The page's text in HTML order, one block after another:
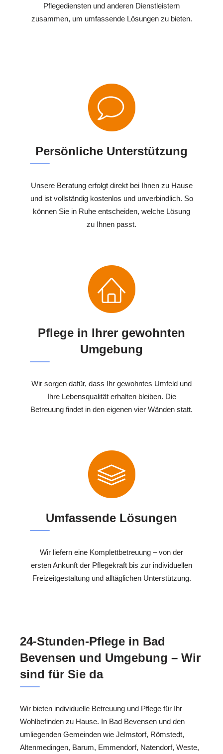
Pflegediensten und anderen Dienstleistern
zusammen, um umfassende Lösungen zu bieten.
Persönliche Unterstützung
Unsere Beratung erfolgt direkt bei Ihnen zu Hause
und ist vollständig kostenlos und unverbindlich. So
können Sie in Ruhe entscheiden, welche Lösung
zu Ihnen passt.
Pflege in Ihrer gewohnten
Umgebung
Wir sorgen dafür, dass Ihr gewohntes Umfeld und
Ihre Lebensqualität erhalten bleiben. Die
Betreuung findet in den eigenen vier Wänden statt.
Umfassende Lösungen
Wir liefern eine Komplettbetreuung – von der
ersten Ankunft der Pflegekraft bis zur individuellen
Freizeitgestaltung und alltäglichen Unterstützung.
24-Stunden-Pflege in Bad
Bevensen und Umgebung – Wir
sind für Sie da
Wir bieten individuelle Betreuung und Pflege für Ihr
Wohlbefinden zu Hause. In Bad Bevensen und den
umliegenden Gemeinden wie Jelmstorf, Römstedt,
Altenmedingen, Barum, Emmendorf, Natendorf, Weste,